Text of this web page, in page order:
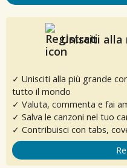
Unisciti alla
✓ Unisciti alla più grande
tutto il mondo
✓ Valuta, commenta e fai
✓ Salva le canzoni nel tuo
✓ Contribuisci con tabs,